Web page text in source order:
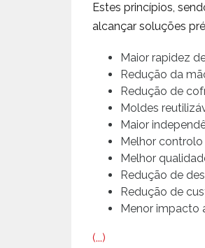
Estes princípios,
alcançar soluções
Maior rapidez
Redução da
Redução de
Moldes
Maior
Melhor
Melhor
Redução de
Redução de
Menor impacto
(...)